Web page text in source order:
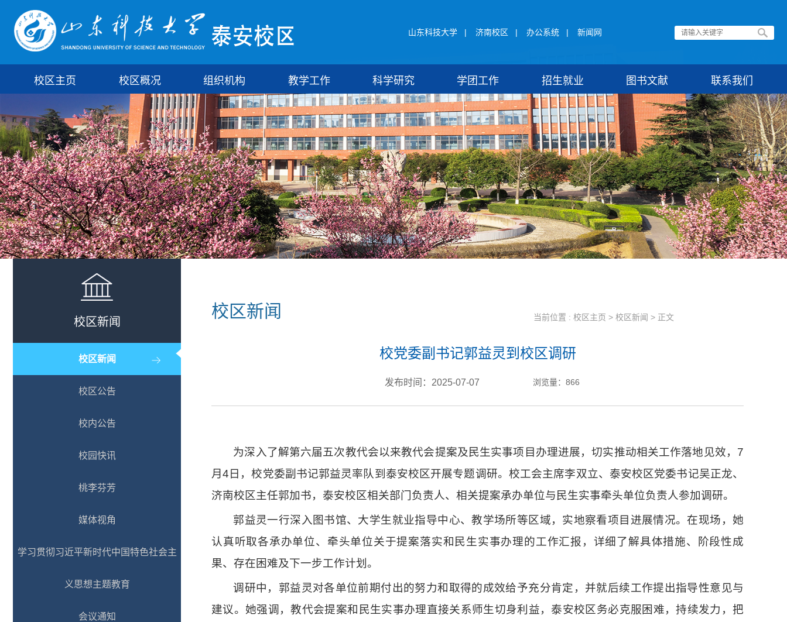
山东科技大学 | 济南校区 | 办公系统 | 新闻网
校区主页 校区概况 组织机构 教学工作 科学研究 学团工作 招生就业 图书文献 联系我们
校区新闻
校区新闻
校区公告
校内公告
校园快讯
桃李芬芳
媒体视角
学习贯彻习近平新时代中国特色社会主
义思想主题教育
会议通知
校区新闻 当前位置 : 校区主页 > 校区新闻 > 正文
校党委副书记郭益灵到校区调研
发布时间：2025-07-07 浏览量： 866
为深入了解第六届五次教代会以来教代会提案及民生实事项目办理进展，切实推动相关工作落地见效，7
月4日，校党委副书记郭益灵率队到泰安校区开展专题调研。校工会主席李双立、泰安校区党委书记吴正龙、
济南校区主任郭加书，泰安校区相关部门负责人、相关提案承办单位与民生实事牵头单位负责人参加调研。
郭益灵一行深入图书馆、大学生就业指导中心、教学场所等区域，实地察看项目进展情况。在现场，她
认真听取各承办单位、牵头单位关于提案落实和民生实事办理的工作汇报，详细了解具体措施、阶段性成
果、存在困难及下一步工作计划。
调研中，郭益灵对各单位前期付出的努力和取得的成效给予充分肯定，并就后续工作提出指导性意见与
建议。她强调，教代会提案和民生实事办理直接关系师生切身利益，泰安校区务必克服困难，持续发力，把